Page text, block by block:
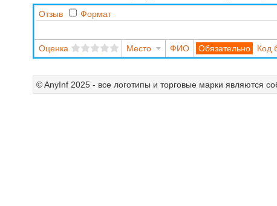
Отзыв Формат
Оценка Место ФИО Код
© AnyInf 2025 - все логотипы и торговые марки являются